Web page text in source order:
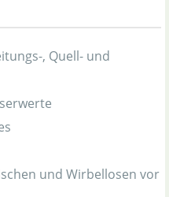
, Quell- und
und Wirbellosen vor